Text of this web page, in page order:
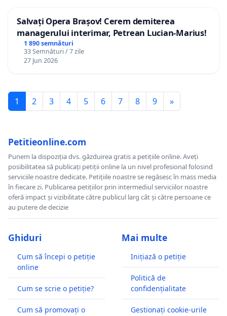
Salvați Opera Brașov! Cerem demiterea
managerului interimar, Petrean Lucian-Marius!
1 890 semnături
33 Semnături / 7 zile
27 Jun 2026
1 2 3 4 5 6 7 8 9 »
Petitieonline.com
Punem la dispoziția dvs. găzduirea gratis a petițiile online. Aveți
posibilitatea să publicați petiții online la un nivel profesional folosind
serviciile noastre dedicate. Petițiile noastre se regăsesc în mass media
în fiecare zi. Publicarea petițiilor prin intermediul serviciilor noastre
oferă impact și vizibilitate către publicul larg cât și către persoane ce
au putere de decizie
Ghiduri
Cum să începi o petiție
online
Cum se scrie o petiție?
Cum să promovați o
Mai multe
Inițiază o petiție
Politică de
confidențialitate
Gestionați cookie-urile